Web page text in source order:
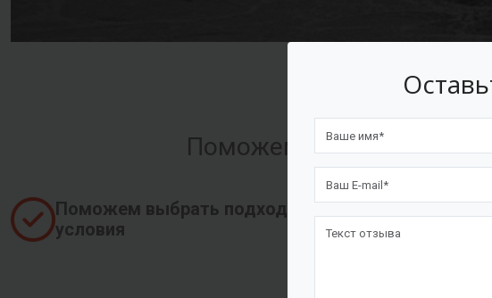
Поможем оформить
Поможем выбрать подходящие
условия